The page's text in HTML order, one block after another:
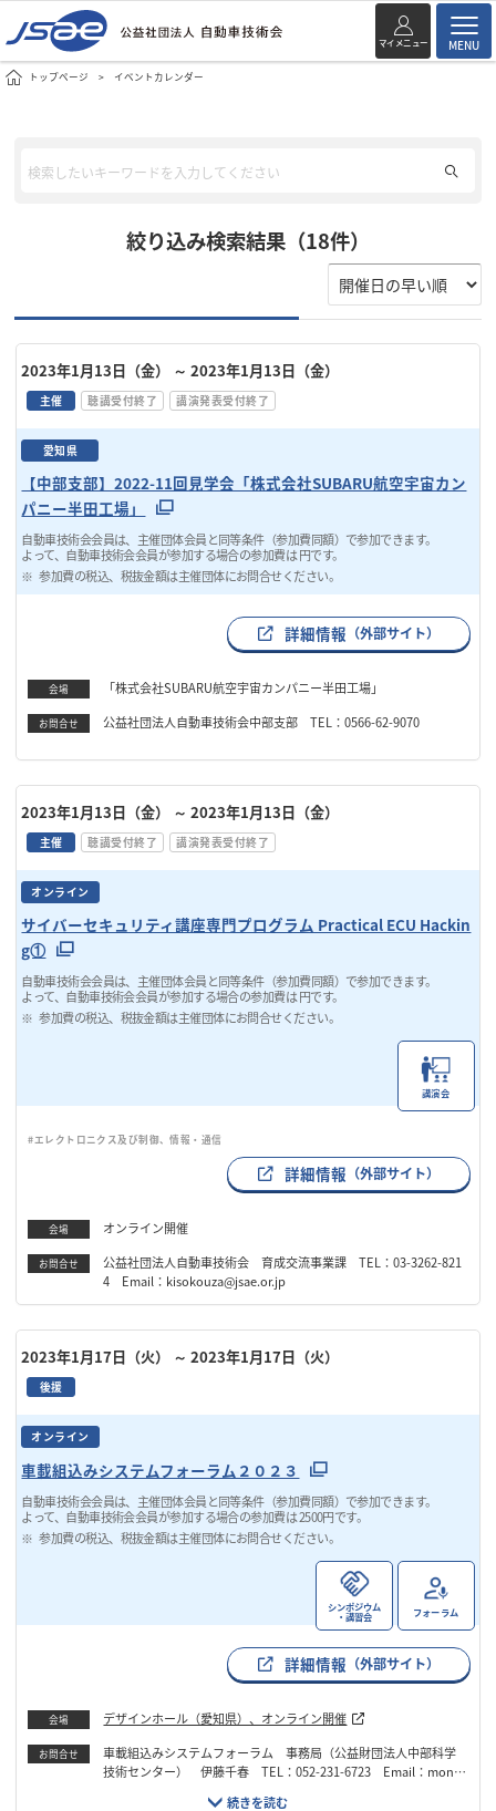
マイメニュー MENU
トップページ イベントカレンダー
絞り込み検索結果（18件）
2023年1月13日（金） ～ 2023年1月13日（金）
主催 聴講受付終了 講演発表受付終了
愛知県
【中部支部】2022-11回見学会「株式会社SUBARU航空宇宙カン
パニー半田工場」
自動車技術会会員は、主催団体会員と同等条件（参加費同額）で参加できます。
よって、自動車技術会会員が参加する場合の参加費は 円です。
参加費の税込、税抜金額は主催団体にお問合せください。
詳細情報 （外部サイト）
会場 「株式会社SUBARU航空宇宙カンパニー半田工場」
お問合せ 公益社団法人自動車技術会中部支部 TEL：0566-62-9070
2023年1月13日（金） ～ 2023年1月13日（金）
主催 聴講受付終了 講演発表受付終了
オンライン
サイバーセキュリティ講座専門プログラム Practical ECU Hackin
g①
自動車技術会会員は、主催団体会員と同等条件（参加費同額）で参加できます。
よって、自動車技術会会員が参加する場合の参加費は 円です。
参加費の税込、税抜金額は主催団体にお問合せください。
講演会
#エレクトロニクス及び制御、情報・通信
詳細情報 （外部サイト）
会場 オンライン開催
お問合せ
公益社団法人自動車技術会 育成交流事業課 TEL：03-3262-821
4 Email：kisokouza@jsae.or.jp
2023年1月17日（火） ～ 2023年1月17日（火）
後援
オンライン
車載組込みシステムフォーラム２０２３
自動車技術会会員は、主催団体会員と同等条件（参加費同額）で参加できます。
よって、自動車技術会会員が参加する場合の参加費は 2500円です。
参加費の税込、税抜金額は主催団体にお問合せください。
シンポジウム
・講習会 フォーラム
詳細情報 （外部サイト）
会場 デザインホール（愛知県）、オンライン開催
お問合せ
車載組込みシステムフォーラム 事務局（公益財団法人中部科学
技術センター） 伊藤千春 TEL：052-231-6723 Email：mono